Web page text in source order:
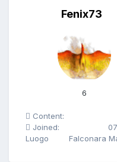
Fenix73
6
Content:
Joined:
Luogo
Falconara